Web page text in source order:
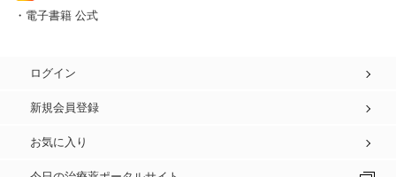
・電子書籍 公式
ログイン
新規会員登録
お気に入り